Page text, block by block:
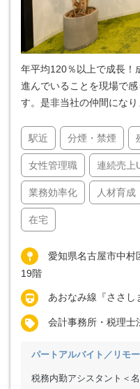
年平均120％以上で成長！
進んでいることを現場で
す。是非当社の仲間になり
駅近 分煙・禁煙
女性管理職 連続売上
業務効率化 人材育成
在宅
愛知県名古屋市中村
19階
あおなみ線『ささし
会計事務所・税理士
パートアルバイト／リモ
税務内勤アシスタント＜